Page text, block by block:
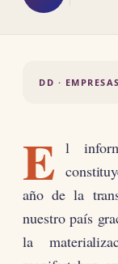
DD · EMPRESAS
E l
año de la
nuestro país
la